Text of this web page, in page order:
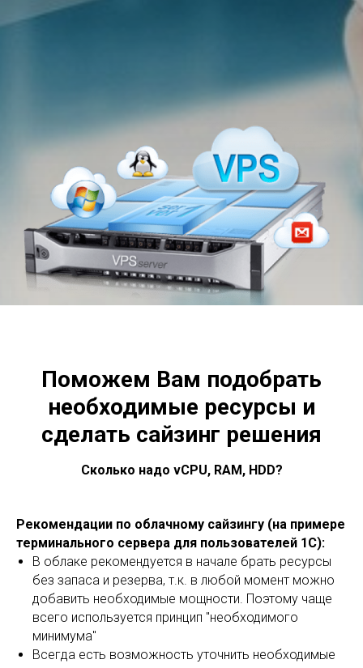
Поможем Вам подобрать
необходимые ресурсы и
сделать сайзинг решения
Сколько надо vCPU, RAM, HDD?
Рекомендации по облачному сайзингу (на примере
терминального сервера для пользователей 1С):
В облаке рекомендуется в начале брать ресурсы
без запаса и резерва, т.к. в любой момент можно
добавить необходимые мощности. Поэтому чаще
всего используется принцип "необходимого
минимума"
Всегда есть возможность уточнить необходимые